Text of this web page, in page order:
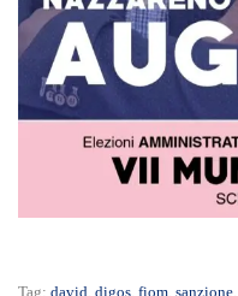
Tag: david, digos, fiom, sanzione,